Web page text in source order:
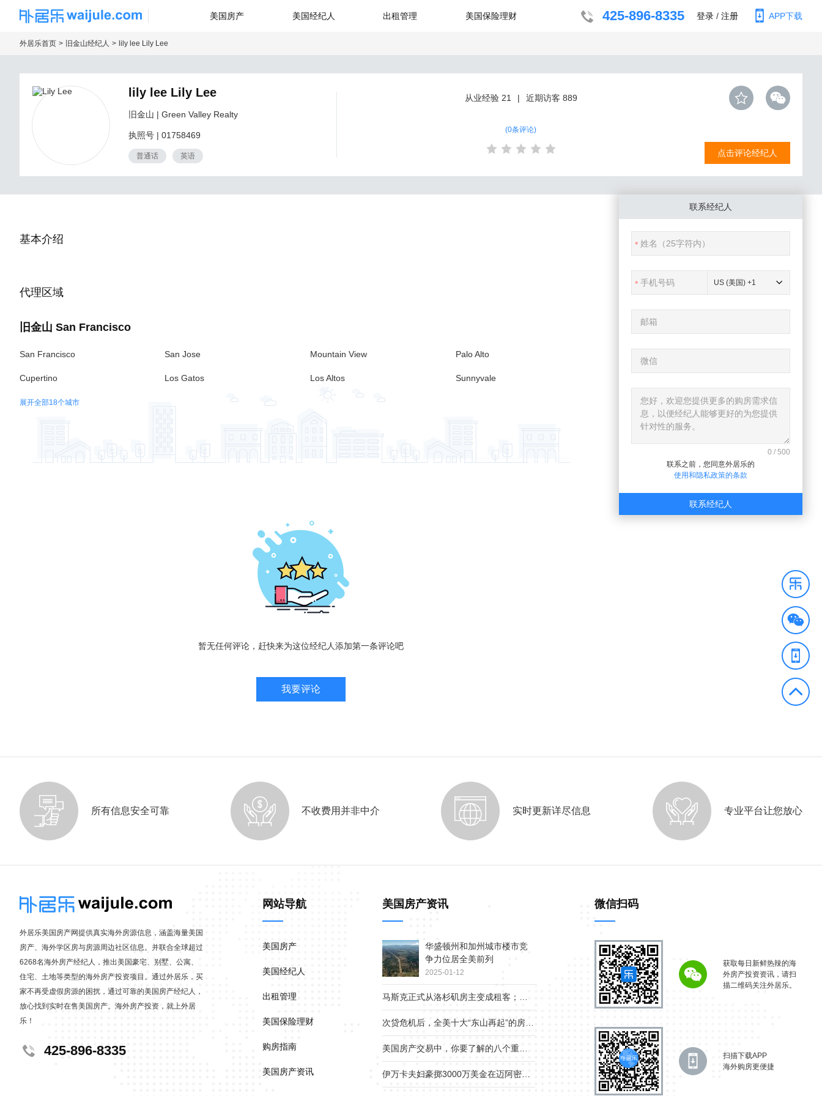
海外房产信息平台
美国房产 美国经纪人 出租管理 美国保险理财 425-896-8335 登录 / 注册 APP下载
外居乐首页 旧金山经纪人 lily lee Lily Lee
lily lee Lily Lee
旧金山 | Green Valley Realty
执照号 | 01758469
普通话 英语
从业经验 21 近期访客 889
(0条评论)
点击评论经纪人
基本介绍
代理区域
旧金山 San Francisco
San Francisco San Jose Mountain View Palo Alto
Cupertino Los Gatos Los Altos Sunnyvale
展开全部18个城市
暂无任何评论，赶快来为这位经纪人添加第一条评论吧
我要评论
联系经纪人
US (美国) +1
0 / 500
联系之前，您同意外居乐的
使用和隐私政策的条款
联系经纪人
所有信息安全可靠 不收费用并非中介 实时更新详尽信息 专业平台让您放心
外居乐美国房产网提供真实海外房源信息，涵盖海量美国
房产、海外学区房与房源周边社区信息。并联合全球超过
6268名海外房产经纪人，推出美国豪宅、别墅、公寓、
住宅、土地等类型的海外房产投资项目。通过外居乐，买
家不再受虚假房源的困扰，通过可靠的美国房产经纪人，
放心找到实时在售美国房产。海外房产投资，就上外居
乐！
425-896-8335
网站导航
美国房产
美国经纪人
出租管理
美国保险理财
购房指南
美国房产资讯
美国房产资讯
华盛顿州和加州城市楼市竞
争力位居全美前列
2025-01-12
微信扫码
获取每日新鲜热辣的海
外房产投资资讯，请扫
描二维码关注外居乐。
扫描下载APP
海外购房更便捷